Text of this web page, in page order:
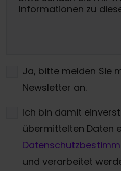
Ja, bitte melden Sie
Newsletter an.
Ich bin damit
übermittelten Daten
und verarbeitet